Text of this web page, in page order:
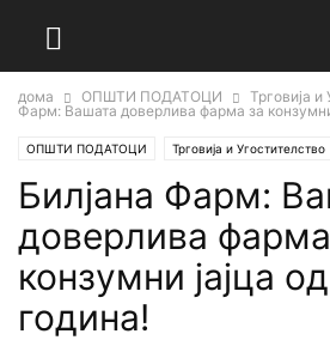
дома ОПШТИ ПОДАТОЦИ Трговија и
Фарм: Вашата доверлива фарма за
ОПШТИ ПОДАТОЦИ Трговија и Угостителство
Билјана Фарм:
доверлива
конзумни јајца
година!